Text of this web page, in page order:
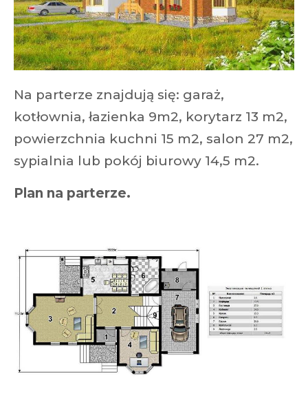
Na parterze znajdują się: garaż,
kotłownia, łazienka 9m2, korytarz 13 m2,
powierzchnia kuchni 15 m2, salon 27 m2,
sypialnia lub pokój biurowy 14,5 m2.
Plan na parterze.